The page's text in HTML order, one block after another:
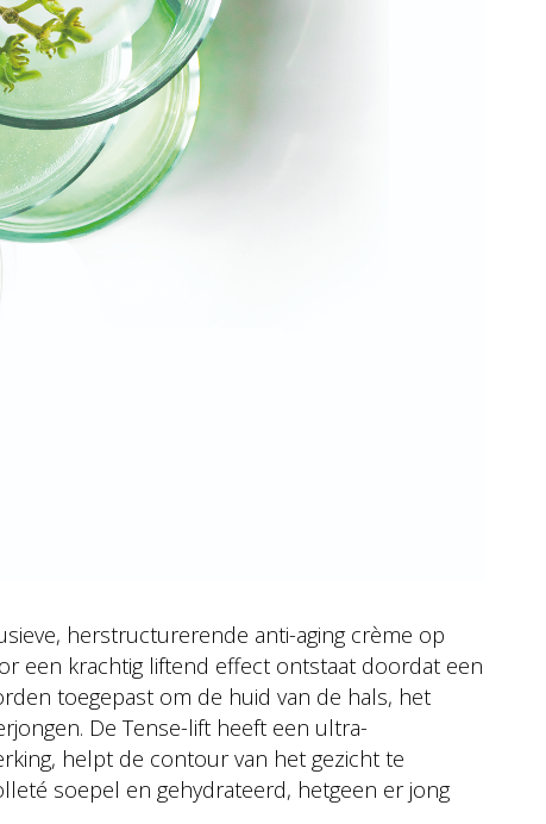
herstructurerende anti-aging crème op
een krachtig liftend effect ontstaat doordat een
toegepast om de huid van de hals, het
De Tense-lift heeft een ultra-
helpt de contour van het gezicht te
soepel en gehydrateerd, hetgeen er jong